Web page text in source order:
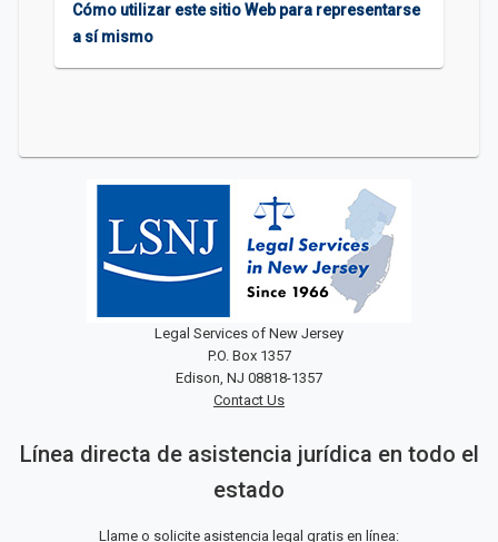
Cómo utilizar este sitio Web para representarse
a sí mismo
Legal Services of New Jersey
P.O. Box 1357
Edison, NJ 08818-1357
Contact Us
Línea directa de asistencia jurídica en todo el
estado
Llame o solicite asistencia legal gratis en línea: